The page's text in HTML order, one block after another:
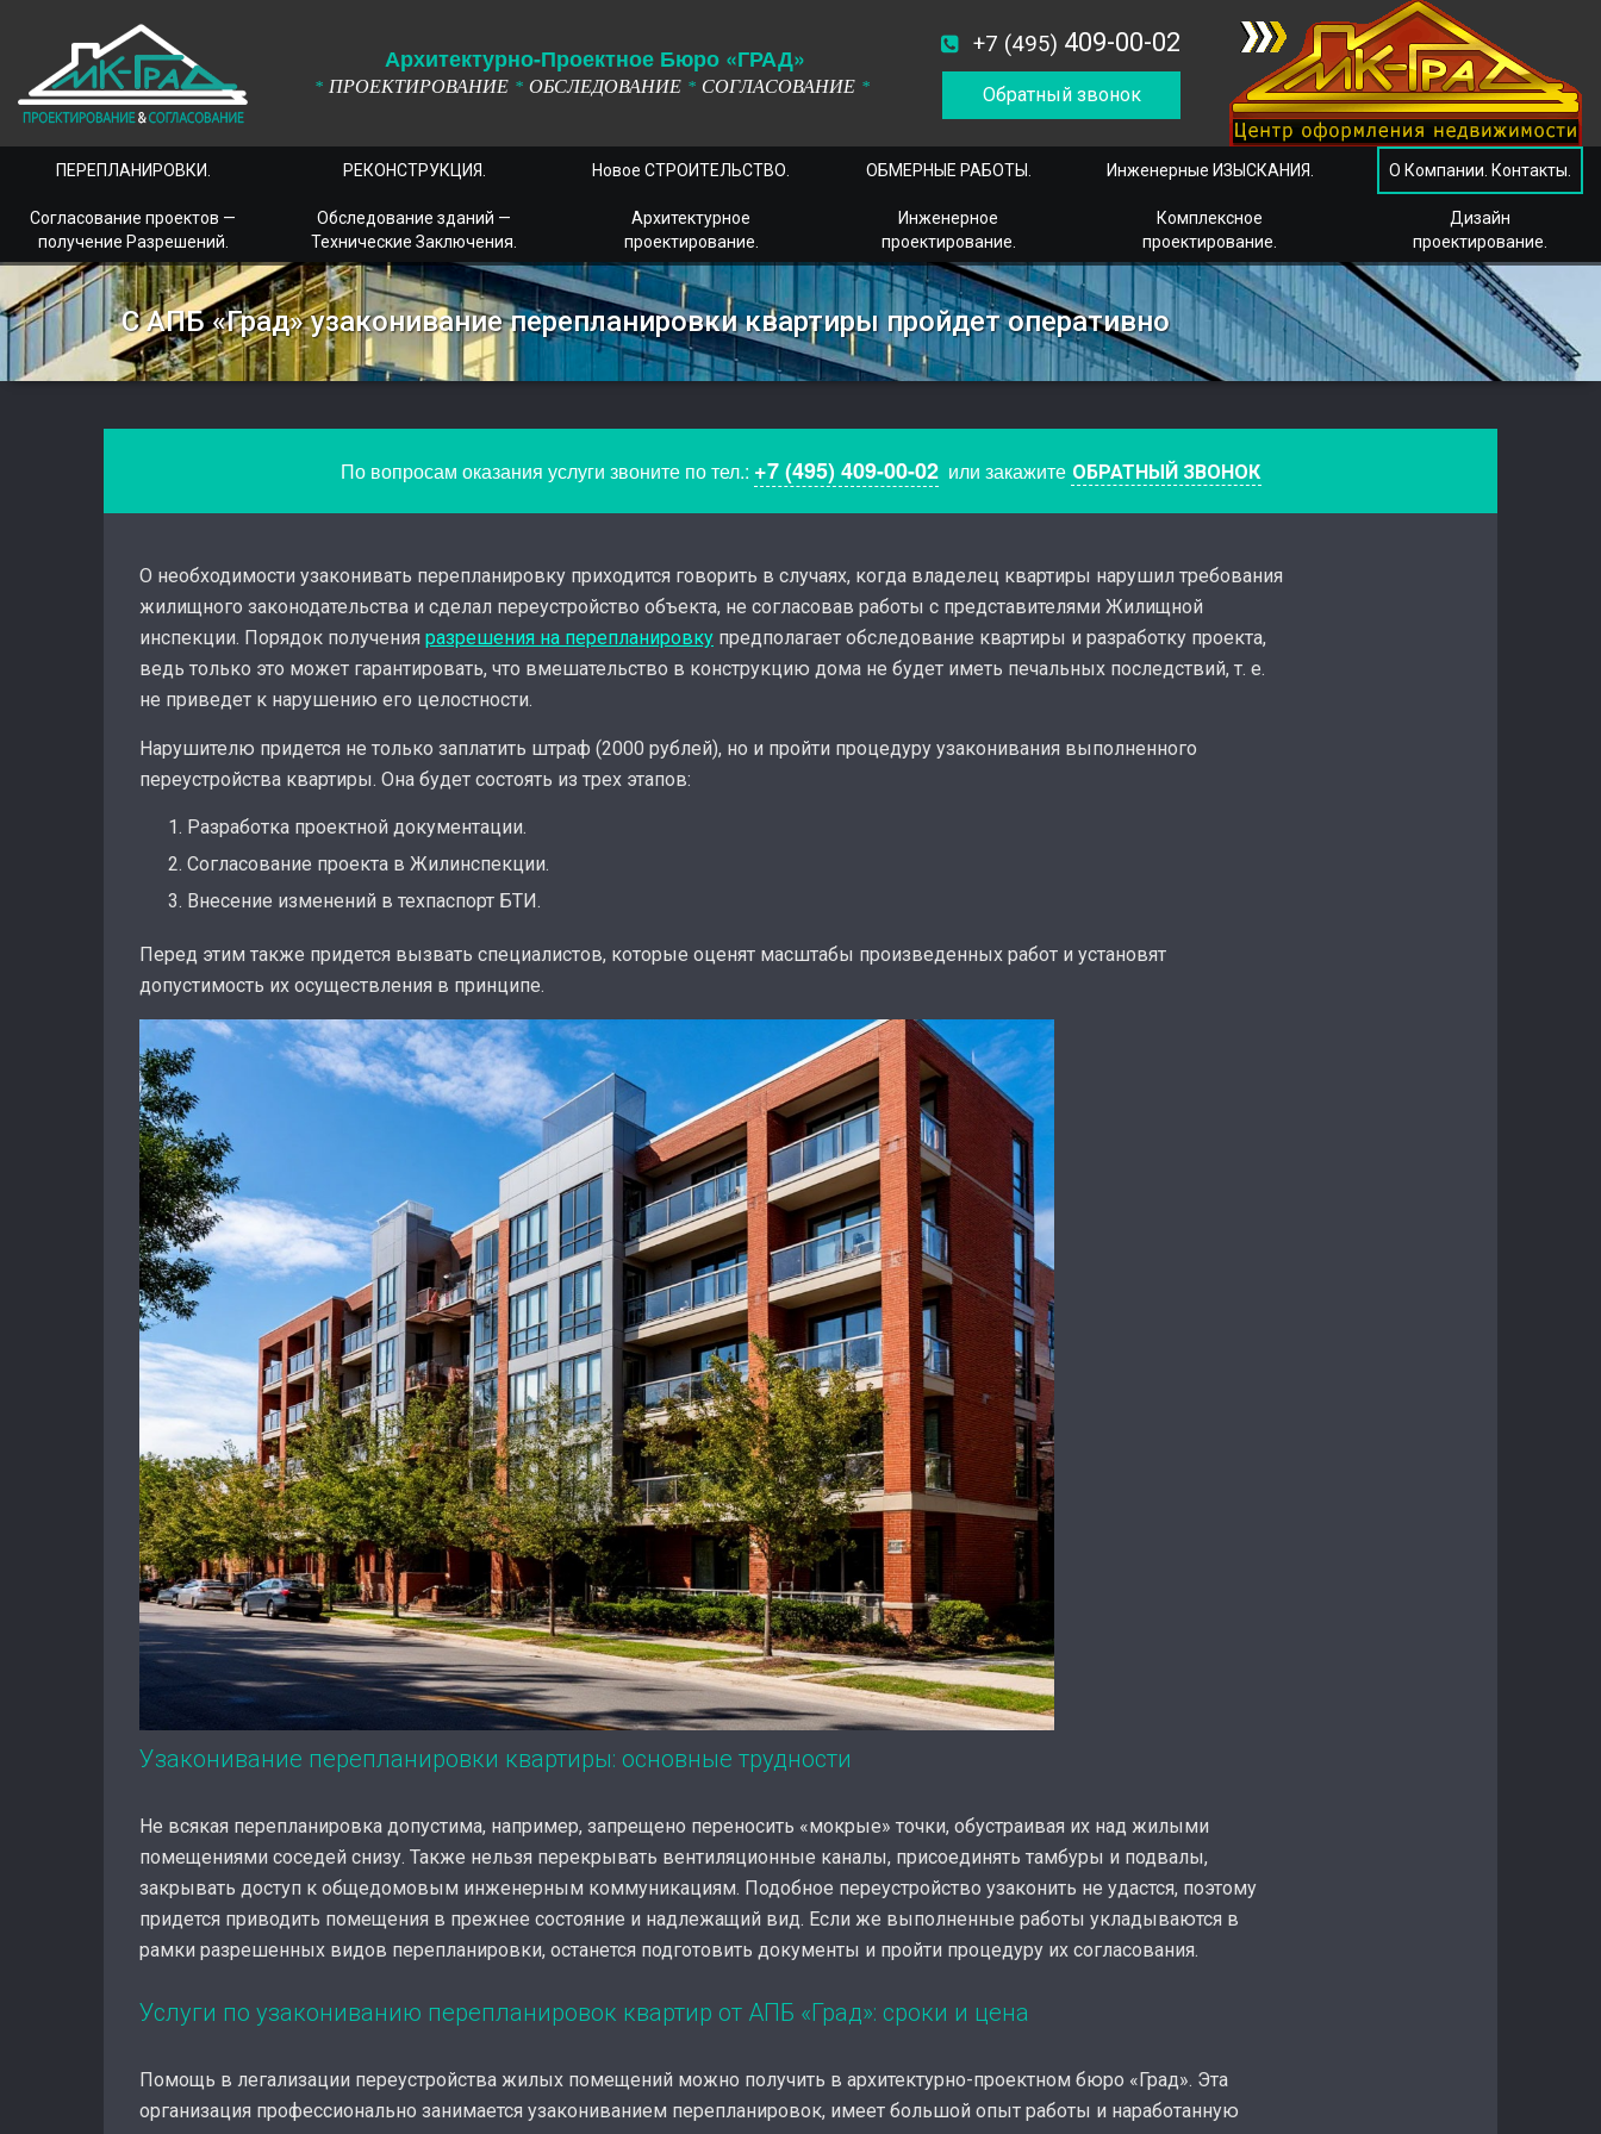
Архитектурно-Проектное Бюро «ГРАД»
* ПРОЕКТИРОВАНИЕ * ОБСЛЕДОВАНИЕ * СОГЛАСОВАНИЕ *
+7 (495) 409-00-02
Обратный звонок
ПЕРЕПЛАНИРОВКИ. РЕКОНСТРУКЦИЯ. Новое СТРОИТЕЛЬСТВО. ОБМЕРНЫЕ РАБОТЫ. Инженерные ИЗЫСКАНИЯ. О Компании. Контакты.
Согласование проектов —
получение Разрешений.
Обследование зданий —
Технические Заключения.
Архитектурное
проектирование.
Инженерное
проектирование.
Комплексное
проектирование.
Дизайн
проектирование.
С АПБ «Град» узаконивание перепланировки квартиры пройдет оперативно
По вопросам оказания услуги звоните по тел.: +7 (495) 409-00-02или закажите ОБРАТНЫЙ ЗВОНОК
О необходимости узаконивать перепланировку приходится говорить в случаях, когда владелец квартиры нарушил требования
жилищного законодательства и сделал переустройство объекта, не согласовав работы с представителями Жилищной
инспекции. Порядок получения разрешения на перепланировку предполагает обследование квартиры и разработку проекта,
ведь только это может гарантировать, что вмешательство в конструкцию дома не будет иметь печальных последствий, т. е.
не приведет к нарушению его целостности.
Нарушителю придется не только заплатить штраф (2000 рублей), но и пройти процедуру узаконивания выполненного
переустройства квартиры. Она будет состоять из трех этапов:
Разработка проектной документации.
Согласование проекта в Жилинспекции.
Внесение изменений в техпаспорт БТИ.
Перед этим также придется вызвать специалистов, которые оценят масштабы произведенных работ и установят
допустимость их осуществления в принципе.
Узаконивание перепланировки квартиры: основные трудности
Не всякая перепланировка допустима, например, запрещено переносить «мокрые» точки, обустраивая их над жилыми
помещениями соседей снизу. Также нельзя перекрывать вентиляционные каналы, присоединять тамбуры и подвалы,
закрывать доступ к общедомовым инженерным коммуникациям. Подобное переустройство узаконить не удастся, поэтому
придется приводить помещения в прежнее состояние и надлежащий вид. Если же выполненные работы укладываются в
рамки разрешенных видов перепланировки, останется подготовить документы и пройти процедуру их согласования.
Услуги по узакониванию перепланировок квартир от АПБ «Град»: сроки и цена
Помощь в легализации переустройства жилых помещений можно получить в архитектурно-проектном бюро «Град». Эта
организация профессионально занимается узакониванием перепланировок, имеет большой опыт работы и наработанную